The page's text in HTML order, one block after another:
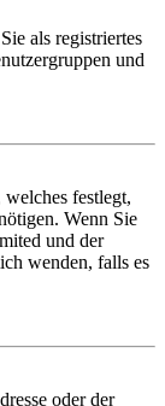
als registriertes
und
festlegt,
Wenn Sie
und der
wenden, falls es
oder der